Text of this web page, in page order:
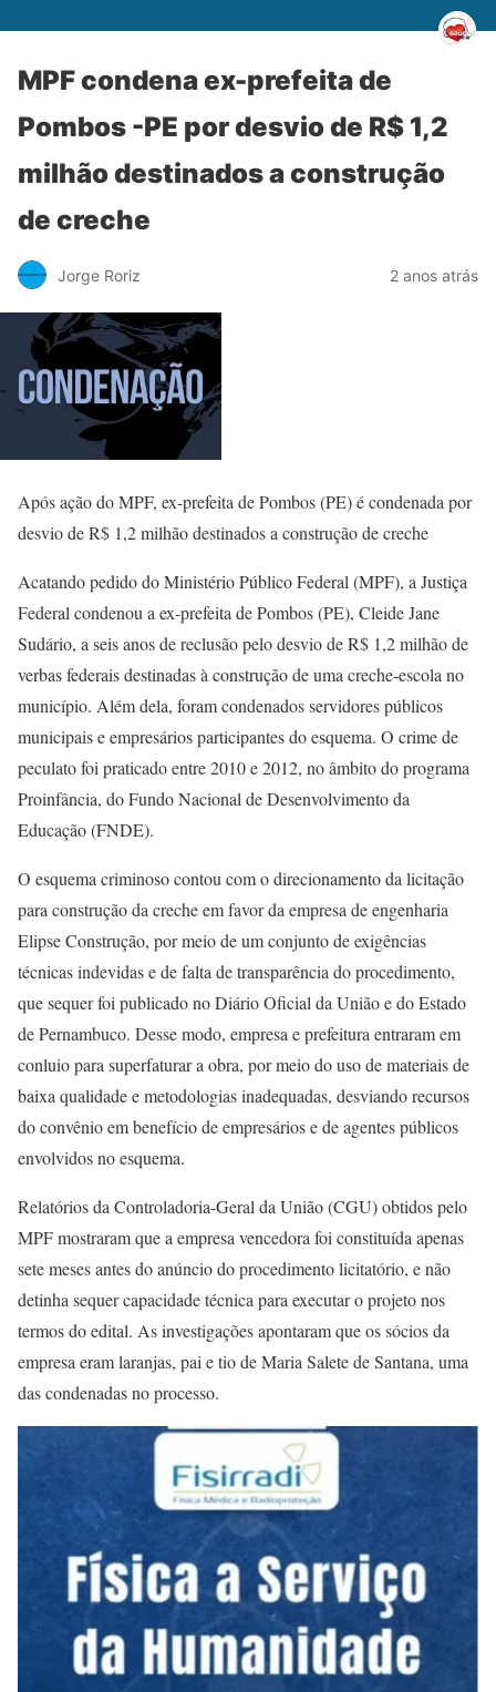
MPF condena ex-prefeita de
Pombos -PE por desvio de R$ 1,2
milhão destinados a construção
de creche
Jorge Roriz 2 anos atrás
Após ação do MPF, ex-prefeita de Pombos (PE) é condenada por
desvio de R$ 1,2 milhão destinados a construção de creche
Acatando pedido do Ministério Público Federal (MPF), a Justiça
Federal condenou a ex-prefeita de Pombos (PE), Cleide Jane
Sudário, a seis anos de reclusão pelo desvio de R$ 1,2 milhão de
verbas federais destinadas à construção de uma creche-escola no
município. Além dela, foram condenados servidores públicos
municipais e empresários participantes do esquema. O crime de
peculato foi praticado entre 2010 e 2012, no âmbito do programa
Proinfância, do Fundo Nacional de Desenvolvimento da
Educação (FNDE).
O esquema criminoso contou com o direcionamento da licitação
para construção da creche em favor da empresa de engenharia
Elipse Construção, por meio de um conjunto de exigências
técnicas indevidas e de falta de transparência do procedimento,
que sequer foi publicado no Diário Oficial da União e do Estado
de Pernambuco. Desse modo, empresa e prefeitura entraram em
conluio para superfaturar a obra, por meio do uso de materiais de
baixa qualidade e metodologias inadequadas, desviando recursos
do convênio em benefício de empresários e de agentes públicos
envolvidos no esquema.
Relatórios da Controladoria-Geral da União (CGU) obtidos pelo
MPF mostraram que a empresa vencedora foi constituída apenas
sete meses antes do anúncio do procedimento licitatório, e não
detinha sequer capacidade técnica para executar o projeto nos
termos do edital. As investigações apontaram que os sócios da
empresa eram laranjas, pai e tio de Maria Salete de Santana, uma
das condenadas no processo.